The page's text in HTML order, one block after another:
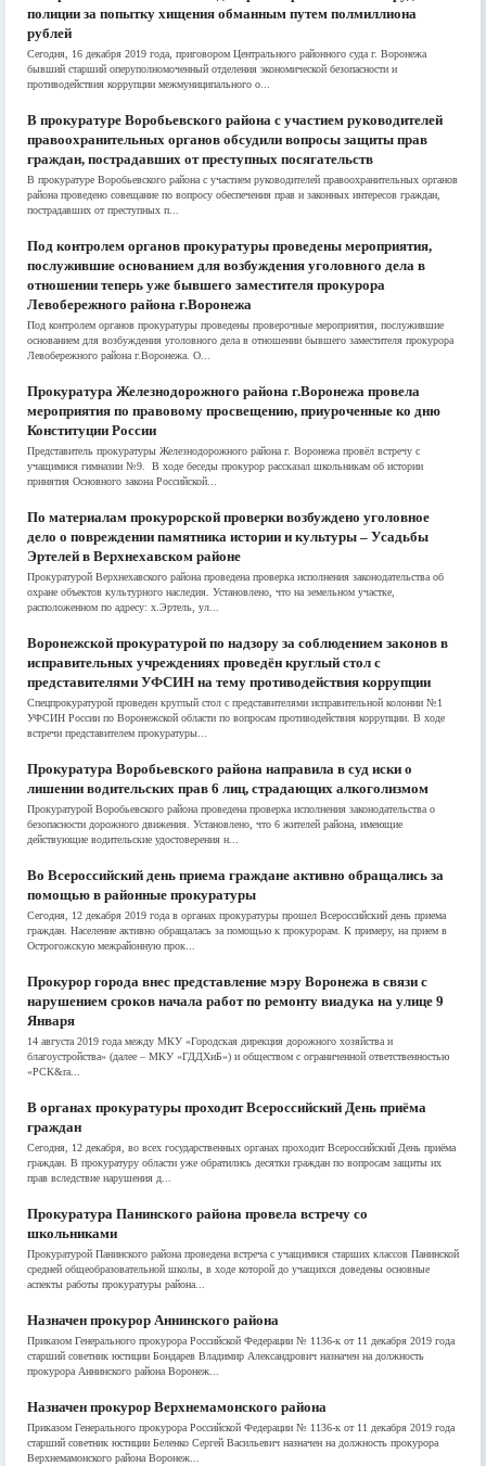
полиции за попытку хищения обманным путем полмиллиона
рублей
Сегодня, 16 декабря 2019 года, приговором Центрального районного суда г. Воронежа
бывший старший оперуполномоченный отделения экономической безопасности и
противодействия коррупции межмуниципального о...
В прокуратуре Воробьевского района с участием руководителей
правоохранительных органов обсудили вопросы защиты прав
граждан, пострадавших от преступных посягательств
В прокуратуре Воробьевского района с участием руководителей правоохранительных органов
района проведено совещание по вопросу обеспечения прав и законных интересов граждан,
пострадавших от преступных п...
Под контролем органов прокуратуры проведены мероприятия,
послужившие основанием для возбуждения уголовного дела в
отношении теперь уже бывшего заместителя прокурора
Левобережного района г.Воронежа
Под контролем органов прокуратуры проведены проверочные мероприятия, послужившие
основанием для возбуждения уголовного дела в отношении бывшего заместителя прокурора
Левобережного района г.Воронежа. О...
Прокуратура Железнодорожного района г.Воронежа провела
мероприятия по правовому просвещению, приуроченные ко дню
Конституции России
Представитель прокуратуры Железнодорожного района г. Воронежа провёл встречу с
учащимися гимназии №9. В ходе беседы прокурор рассказал школьникам об истории
принятия Основного закона Российской...
По материалам прокурорской проверки возбуждено уголовное
дело о повреждении памятника истории и культуры – Усадьбы
Эртелей в Верхнехавском районе
Прокуратурой Верхнехавского района проведена проверка исполнения законодательства об
охране объектов культурного наследия. Установлено, что на земельном участке,
расположенном по адресу: х.Эртель, ул...
Воронежской прокуратурой по надзору за соблюдением законов в
исправительных учреждениях проведён круглый стол с
представителями УФСИН на тему противодействия коррупции
Спецпрокуратурой проведен круглый стол с представителями исправительной колонии №1
УФСИН России по Воронежской области по вопросам противодействия коррупции. В ходе
встречи представителем прокуратуры...
Прокуратура Воробьевского района направила в суд иски о
лишении водительских прав 6 лиц, страдающих алкоголизмом
Прокуратурой Воробьевского района проведена проверка исполнения законодательства о
безопасности дорожного движения. Установлено, что 6 жителей района, имеющие
действующие водительские удостоверения н...
Во Всероссийский день приема граждане активно обращались за
помощью в районные прокуратуры
Сегодня, 12 декабря 2019 года в органах прокуратуры прошел Всероссийский день приема
граждан. Население активно обращалась за помощью к прокурорам. К примеру, на прием в
Острогожскую межрайонную прок...
Прокурор города внес представление мэру Воронежа в связи с
нарушением сроков начала работ по ремонту виадука на улице 9
Января
14 августа 2019 года между МКУ «Городская дирекция дорожного хозяйства и
благоустройства» (далее – МКУ «ГДДХиБ») и обществом с ограниченной ответственностью
«РСК&ra...
В органах прокуратуры проходит Всероссийский День приёма
граждан
Сегодня, 12 декабря, во всех государственных органах проходит Всероссийский День приёма
граждан. В прокуратуру области уже обратились десятки граждан по вопросам защиты их
прав вследствие нарушения д...
Прокуратура Панинского района провела встречу со
школьниками
Прокуратурой Панинского района проведена встреча с учащимися старших классов Панинской
средней общеобразовательной школы, в ходе которой до учащихся доведены основные
аспекты работы прокуратуры района...
Назначен прокурор Аннинского района
Приказом Генерального прокурора Российской Федерации № 1136-к от 11 декабря 2019 года
старший советник юстиции Бондарев Владимир Александрович назначен на должность
прокурора Аннинского района Воронеж...
Назначен прокурор Верхнемамонского района
Приказом Генерального прокурора Российской Федерации № 1136-к от 11 декабря 2019 года
старший советник юстиции Беленко Сергей Васильевич назначен на должность прокурора
Верхнемамонского района Воронеж...